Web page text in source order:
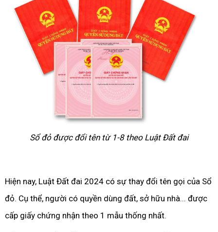
Sổ đỏ được đổi tên từ 1-8 theo Luật Đất đai
Hiện nay, Luật Đất đai 2024 có sự thay đổi tên gọi của Sổ
đỏ. Cụ thể, người có quyền dùng đất, sở hữu nhà... được
cấp giấy chứng nhận theo 1 mẫu thống nhất.